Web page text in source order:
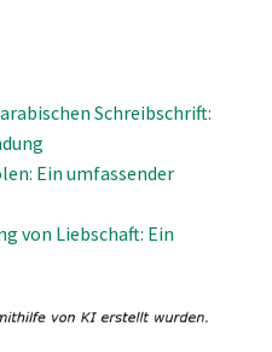
Schreibschrift:
Ein umfassender
von Liebschaft: Ein